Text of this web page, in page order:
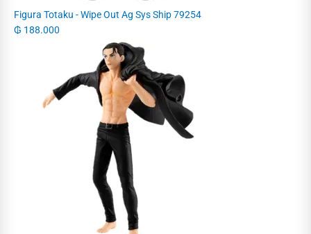
Figura Totaku - Wipe Out Ag Sys Ship 79254
₲ 188.000